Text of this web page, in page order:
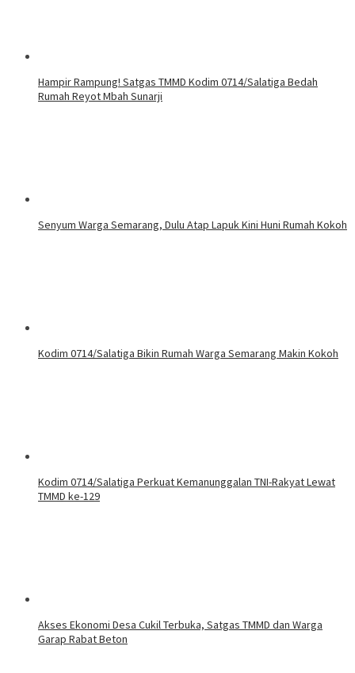
Hampir Rampung! Satgas TMMD Kodim 0714/Salatiga Bedah
Rumah Reyot Mbah Sunarji
Senyum Warga Semarang, Dulu Atap Lapuk Kini Huni Rumah Kokoh
Kodim 0714/Salatiga Bikin Rumah Warga Semarang Makin Kokoh
Kodim 0714/Salatiga Perkuat Kemanunggalan TNI-Rakyat Lewat
TMMD ke-129
Akses Ekonomi Desa Cukil Terbuka, Satgas TMMD dan Warga
Garap Rabat Beton